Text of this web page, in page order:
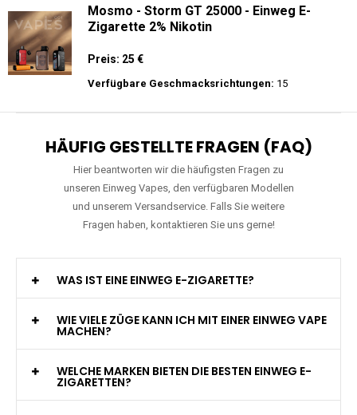
Mosmo - Storm GT 25000 - Einweg E-
Zigarette 2% Nikotin
Preis: 25 €
Verfügbare Geschmacksrichtungen: 15
HÄUFIG GESTELLTE FRAGEN (FAQ)
Hier beantworten wir die häufigsten Fragen zu
unseren Einweg Vapes, den verfügbaren Modellen
und unserem Versandservice. Falls Sie weitere
Fragen haben, kontaktieren Sie uns gerne!
WAS IST EINE EINWEG E-ZIGARETTE?
WIE VIELE ZÜGE KANN ICH MIT EINER EINWEG VAPE
MACHEN?
WELCHE MARKEN BIETEN DIE BESTEN EINWEG E-
ZIGARETTEN?